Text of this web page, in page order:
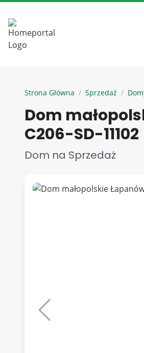
Strona Główna / Sprzedaż /
Dom
C206-SD-11102
Dom na Sprzedaż